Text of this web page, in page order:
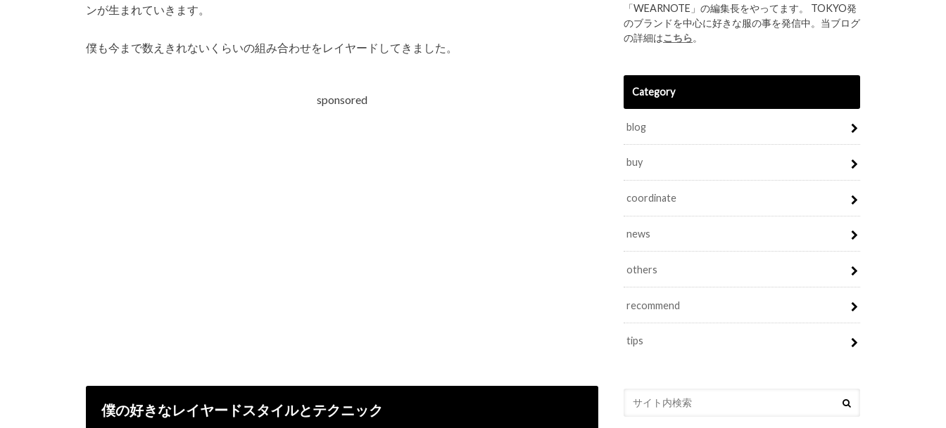
ンが生まれていきます。
僕も今まで数えきれないくらいの組み合わせをレイヤードしてきました。
sponsored
僕の好きなレイヤードスタイルとテクニック
「WEARNOTE」の編集長をやってます。 TOKYO発
のブランドを中心に好きな服の事を発信中。当ブログ
の詳細はこちら。
Category
blog
buy
coordinate
news
others
recommend
tips